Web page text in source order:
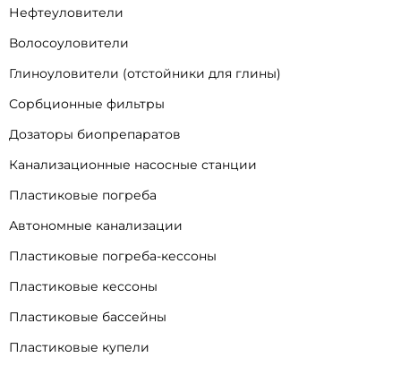
Нефтеуловители
Волосоуловители
Глиноуловители (отстойники для глины)
Сорбционные фильтры
Дозаторы биопрепаратов
Канализационные насосные станции
Пластиковые погреба
Автономные канализации
Пластиковые погреба-кессоны
Пластиковые кессоны
Пластиковые бассейны
Пластиковые купели